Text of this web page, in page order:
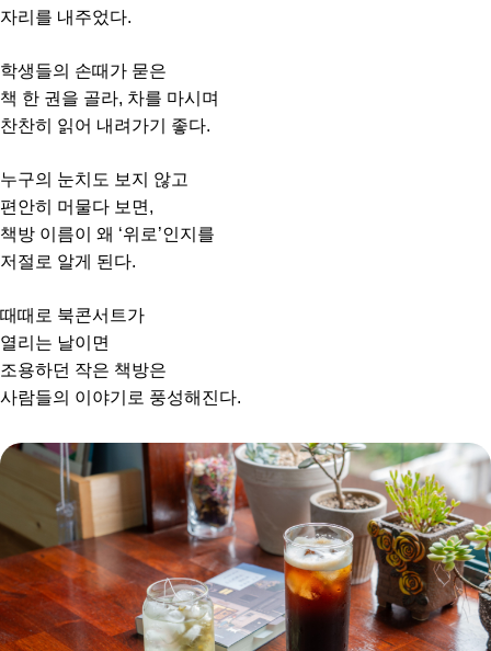
자리를 내주었다.
학생들의 손때가 묻은
책 한 권을 골라, 차를 마시며
찬찬히 읽어 내려가기 좋다.
누구의 눈치도 보지 않고
편안히 머물다 보면,
책방 이름이 왜 ‘위로’인지를
저절로 알게 된다.
때때로 북콘서트가
열리는 날이면
조용하던 작은 책방은
사람들의 이야기로 풍성해진다.